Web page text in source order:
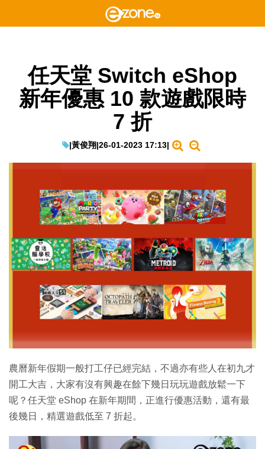
任天堂 Switch eShop
新年優惠 10 款遊戲限時
7 折
|黃俊翔|26-01-2023 17:13|
農曆新年假期一般打工仔已經完結，不過亦有些人在初九才
開工大吉，大家有沒有興趣在餘下幾日玩玩遊戲放鬆一下
呢？任天堂 eShop 在新年期間，正進行優惠活動，還有最
後幾日，精選遊戲低至 7 折起。